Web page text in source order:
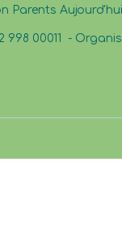
Parents
998 00011 -